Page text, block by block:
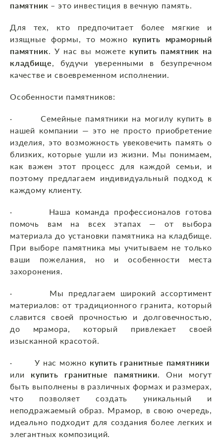
памятник – это инвестиция в вечную память.
Для тех, кто предпочитает более мягкие и
изящные формы, то можно купить мраморный
памятник. У нас вы можете купить памятник на
кладбище, будучи уверенными в безупречном
качестве и своевременном исполнении.
Особенности памятников:
· Семейные памятники на могилу купить в
нашей компании — это не просто приобретение
изделия, это возможность увековечить память о
близких, которые ушли из жизни. Мы понимаем,
как важен этот процесс для каждой семьи, и
поэтому предлагаем индивидуальный подход к
каждому клиенту.
· Наша команда профессионалов готова
помочь вам на всех этапах — от выбора
материала до установки памятника на кладбище.
При выборе памятника мы учитываем не только
ваши пожелания, но и особенности места
захоронения.
· Мы предлагаем широкий ассортимент
материалов: от традиционного гранита, который
славится своей прочностью и долговечностью,
до мрамора, который привлекает своей
изысканной красотой.
· У нас можно купить гранитные памятники
или купить гранитные памятники. Они могут
быть выполнены в различных формах и размерах,
что позволяет создать уникальный и
неподражаемый образ. Мрамор, в свою очередь,
идеально подходит для создания более легких и
элегантных композиций.